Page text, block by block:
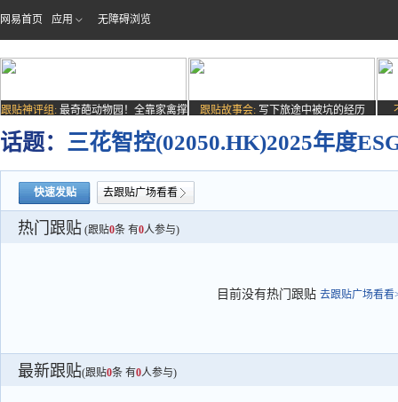
网易首页 应用 无障碍浏览
跟贴神评组: 最奇葩动物园！全靠家禽撑
场子
跟贴故事会: 写下旅途中被坑的经历
话题： 三花智控(02050.HK)2025年度
快速发贴 去跟贴广场看看
热门跟贴 (跟贴0条 有0人参与)
目前没有热门跟贴 去跟贴广场看看
最新跟贴(跟贴0条 有0人参与)